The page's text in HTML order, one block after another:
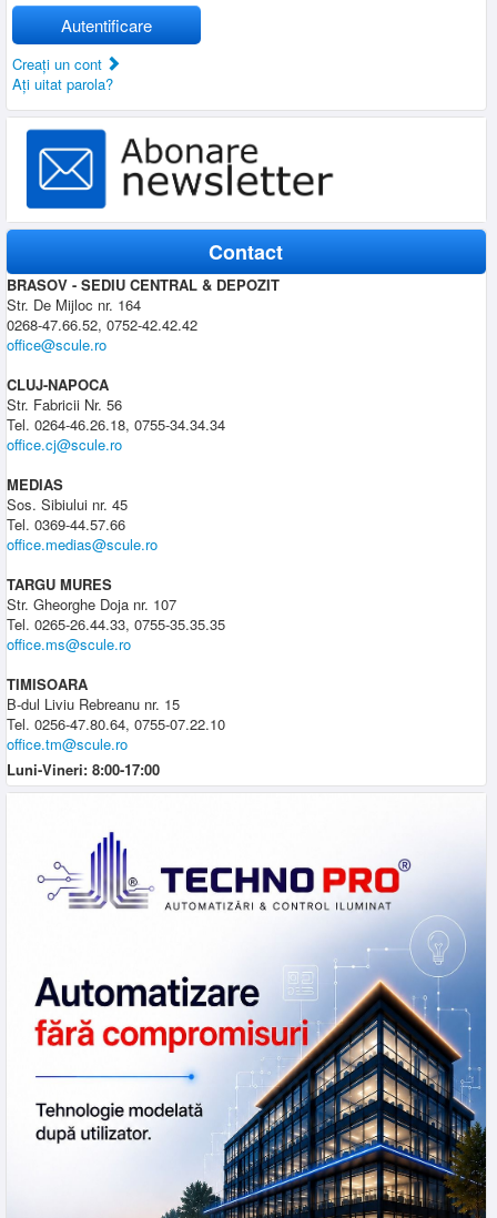
Autentificare
Creaţi un cont
Aţi uitat parola?
Contact
BRASOV - SEDIU CENTRAL & DEPOZIT
Str. De Mijloc nr. 164
0268-47.66.52, 0752-42.42.42
office@scule.ro
CLUJ-NAPOCA
Str. Fabricii Nr. 56
Tel. 0264-46.26.18, 0755-34.34.34
office.cj@scule.ro
MEDIAS
Sos. Sibiului nr. 45
Tel. 0369-44.57.66
office.medias@scule.ro
TARGU MURES
Str. Gheorghe Doja nr. 107
Tel. 0265-26.44.33, 0755-35.35.35
office.ms@scule.ro
TIMISOARA
B-dul Liviu Rebreanu nr. 15
Tel. 0256-47.80.64, 0755-07.22.10
office.tm@scule.ro
Luni-Vineri: 8:00-17:00